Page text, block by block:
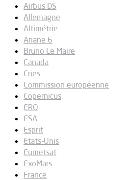
Airbus DS
Allemagne
Altimétrie
Ariane 6
Bruno Le Maire
Canada
Cnes
Commission européenne
Copernicus
ERO
ESA
Esprit
Etats-Unis
Eumetsat
ExoMars
France